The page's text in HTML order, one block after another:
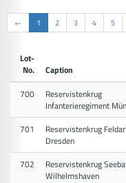
← 1 2 3 4 5
Lot-
No.
Caption
700
Reservistenkrug
Infanterieregiment
701
Reservistenkrug
Dresden
702
Reservistenkrug
Wilhelmshaven